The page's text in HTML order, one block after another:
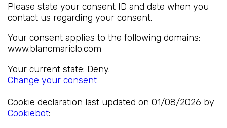
Please state your consent ID and date when you
contact us regarding your consent.
Your consent applies to the following domains:
www.blancmariclo.com
Your current state: Deny.
Change your consent
Cookie declaration last updated on 01/08/2026 by
Cookiebot: